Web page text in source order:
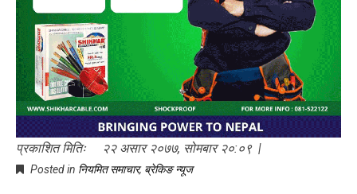
प्रकाशित मितिः २२ असार २०७७, सोमबार २०:०९ |
Posted in नियमित समाचार, ब्रेकिङ न्यूज